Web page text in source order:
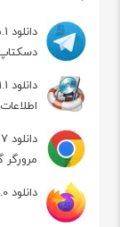
اطلاعات
دانلود mozilla firefox 148.0 مرورگر موزیلا فایرفاکس